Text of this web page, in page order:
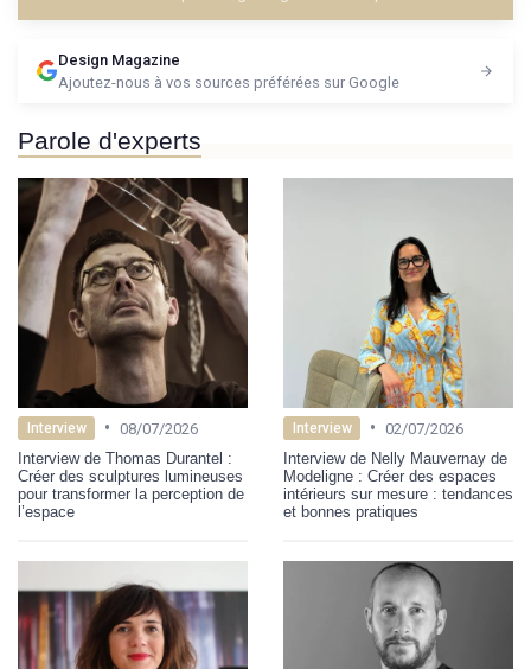
Design Magazine
Ajoutez-nous à vos sources préférées sur Google
Parole d'experts
Interview • 08/07/2026
Interview de Thomas Durantel :
Créer des sculptures lumineuses
pour transformer la perception de
l’espace
Interview • 02/07/2026
Interview de Nelly Mauvernay de
Modeligne : Créer des espaces
intérieurs sur mesure : tendances
et bonnes pratiques